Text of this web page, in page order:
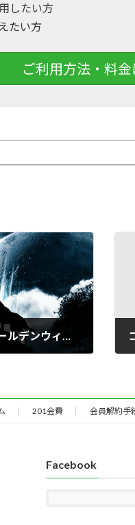
したい方
たい方
ご利用方法・料金
２０１人狼ゲーム大会「ゴールデンウィーク人狼」
201会費 会員解約手
Facebook